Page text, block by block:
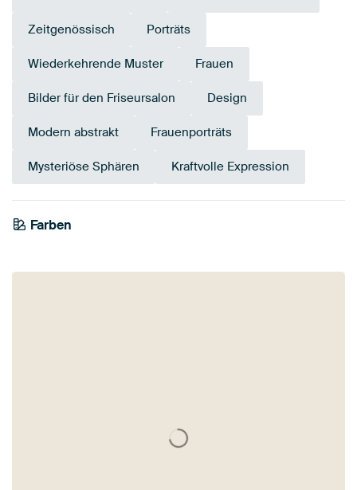
Zeitgenössisch Porträts
Wiederkehrende Muster Frauen
Bilder für den Friseursalon Design
Modern abstrakt Frauenporträts
Mysteriöse Sphären Kraftvolle Expression
Farben
Beige
Anthrazit